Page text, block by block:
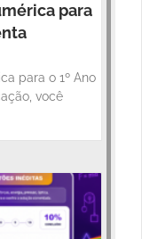
para
para o 1º Ano
você